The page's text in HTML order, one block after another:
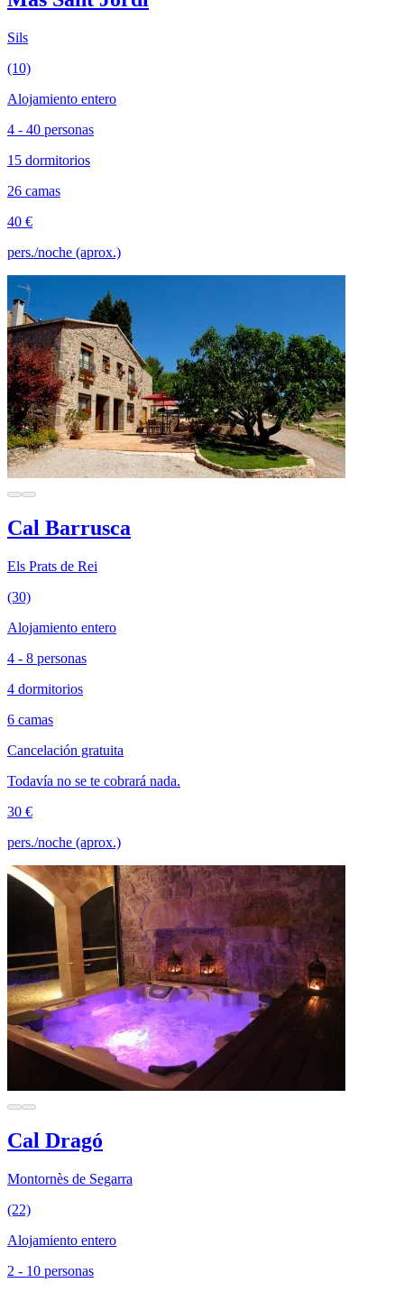
Sils
(10)
Alojamiento entero
4 - 40 personas
15 dormitorios
26 camas
40 €
pers./noche (aprox.)
Cal Barrusca
Els Prats de Rei
(30)
Alojamiento entero
4 - 8 personas
4 dormitorios
6 camas
Cancelación gratuita
Todavía no se te cobrará nada.
30 €
pers./noche (aprox.)
Cal Dragó
Montornès de Segarra
(22)
Alojamiento entero
2 - 10 personas